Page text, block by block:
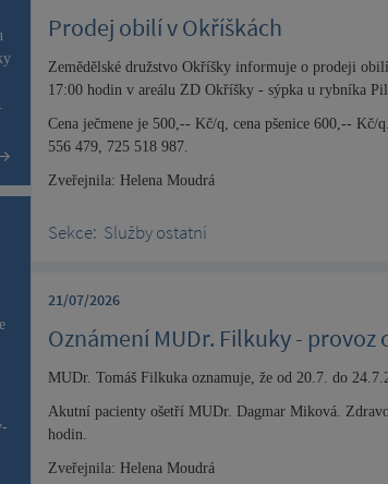
Prodej obilí v Okříškách
Zemědělské družstvo Okříšky informuje o prodeji
17:00 hodin v areálu ZD Okříšky - sýpka u rybníka
Cena ječmene je 500,-- Kč/q, cena pšenice 600,--
556 479, 725 518 987.
Zveřejnila: Helena Moudrá
Sekce: Služby ostatní
21/07/2026
Oznámení MUDr. Filkuky - provoz
MUDr. Tomáš Filkuka oznamuje, že od 20.7. do
Akutní pacienty ošetří MUDr. Dagmar Miková.
hodin.
Zveřejnila: Helena Moudrá